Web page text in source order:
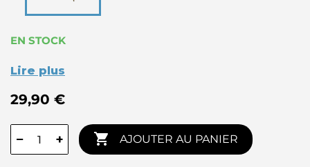
EN STOCK
Lire plus
29,90 €
− +  AJOUTER AU PANIER